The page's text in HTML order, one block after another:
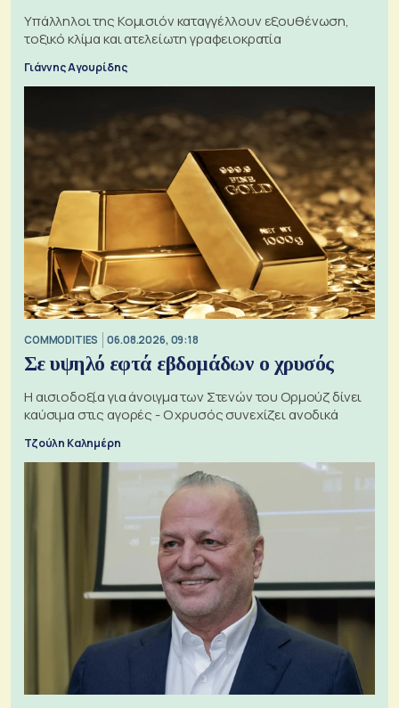
Υπάλληλοι της Κομισιόν καταγγέλλουν εξουθένωση,
τοξικό κλίμα και ατελείωτη γραφειοκρατία
Γιάννης Αγουρίδης
COMMODITIES 06.08.2026, 09:18
Σε υψηλό εφτά εβδομάδων ο χρυσός
Η αισιοδοξία για άνοιγμα των Στενών του Ορμούζ δίνει
καύσιμα στις αγορές - Ο χρυσός συνεχίζει ανοδικά
Τζούλη Καλημέρη